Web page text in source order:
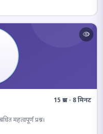
15 प्रश्न · 8 मिनट
महत्वपूर्ण प्रश्न।